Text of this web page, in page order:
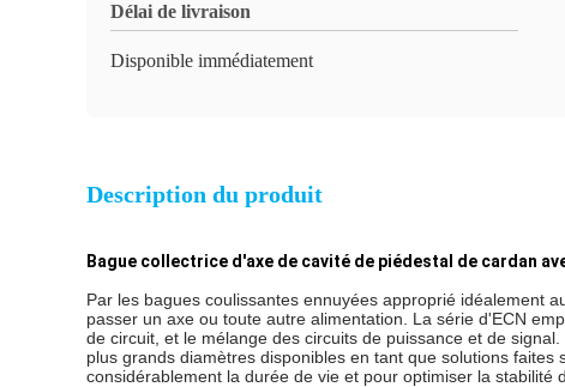
Délai de livraison
Disponible immédiatement
Description du produit
Bague collectrice d'axe de cavité de piédestal de cardan
Par les bagues coulissantes ennuyées approprié idéalement
passer un axe ou toute autre alimentation. La série d'ECN
de circuit, et le mélange des circuits de puissance et de
plus grands diamètres disponibles en tant que solutions
considérablement la durée de vie et pour optimiser la stabilité